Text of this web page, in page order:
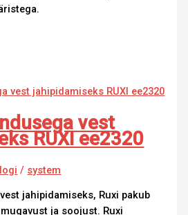
vest
RUXI ee2320
/ system
jahipidamiseks, Ruxi pakub
ja soojust. Ruxi